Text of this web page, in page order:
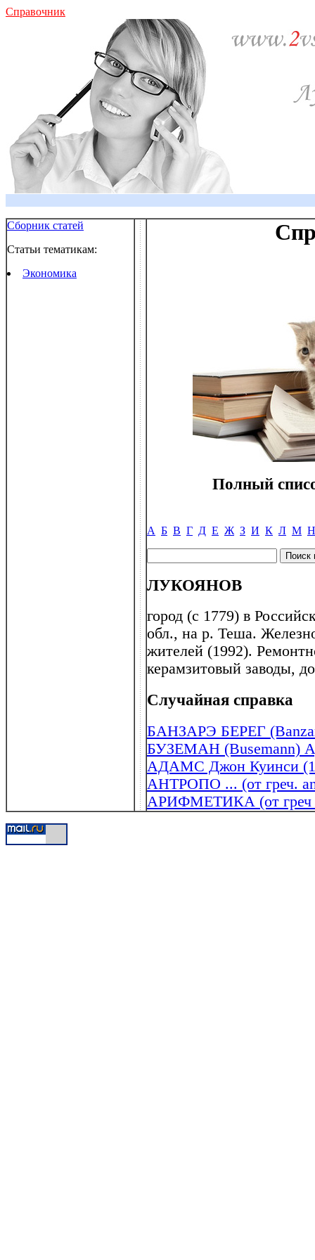
Справочник
Сборник статей
Статьи тематикам:
Экономика
Полный
А Б В Г Д Е Ж З И К Л М Н
ЛУКОЯНОВ
город (с 1779) в
обл., на р. Теша.
жителей (1992).
керамзитовый заводы,
Случайная справка
БАНЗАРЭ БЕРЕГ
БУЗЕМАН (Busemann)
АДАМС Джон Куинси
АНТРОПО ... (от греч.
АРИФМЕТИКА (от греч .